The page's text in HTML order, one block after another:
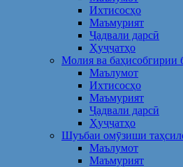
Ихтисосҳо
Маъмурият
Ҷадвали дарсӣ
Ҳуҷҷатҳо
Молия ва баҳисобгирии
Маълумот
Ихтисосҳо
Маъмурият
Ҷадвали дарсӣ
Ҳуҷҷатҳо
Шуъбаи омӯзиши
Маълумот
Маъмурият